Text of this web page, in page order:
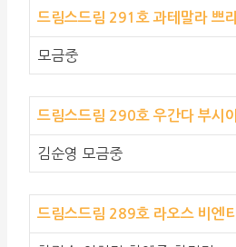
드림스드림 291호 과테말라 쁘
모금중
드림스드림 290호우간다 부시
김순영 모금중
드림스드림 289호 라오스 비엔